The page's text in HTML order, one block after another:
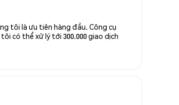
tôi là ưu tiên hàng đầu. Công cụ
có thể xử lý tới 300.000 giao dịch